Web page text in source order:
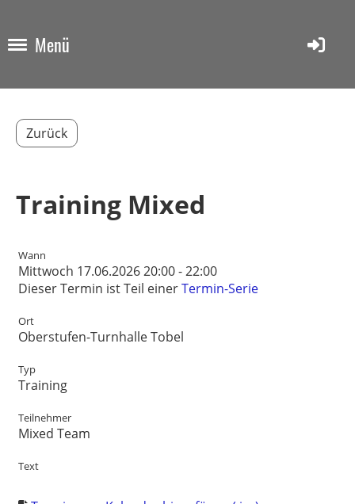
Menü
Zurück
Training Mixed
Wann
Mittwoch 17.06.2026 20:00 - 22:00
Dieser Termin ist Teil einerTermin-Serie
Ort
Oberstufen-Turnhalle Tobel
Typ
Training
Teilnehmer
Mixed Team
Text